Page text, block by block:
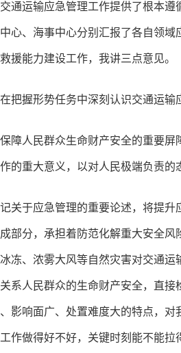
通运输应急管理工作提供了根本
心、海事中心分别汇报了各自领
援能力建设工作，我讲三点意见。
把握形势任务中深刻认识交通运输
障人民群众生命财产安全的重要
的重大意义，以对人民极端负责的
记关于应急管理的重要论述，将提
部分，承担着防范化解重大安全
冻、浓雾大风等自然灾害对交通
系人民群众的生命财产安全，直
影响面广、处置难度大的特点，
作做得好不好，关键时刻能不能